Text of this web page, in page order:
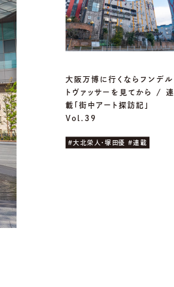
大阪万博に行くならフンデル
トヴァッサーを見てから / 連
載「街中アート探訪記」
Vol.39
#大北栄人・塚田優 #連載